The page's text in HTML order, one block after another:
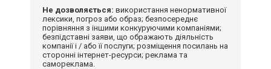
Не дозволяється: використання ненормативної
лексики, погроз або образ; безпосереднє
порівняння з іншими конкуруючими компаніями;
безпідставні заяви, що ображають діяльність
компанії і / або її послуги; розміщення посилань на
сторонні інтернет-ресурси; реклама та
самореклама.